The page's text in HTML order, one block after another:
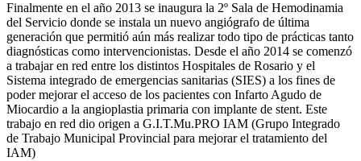
Finalmente en el año 2013 se inaugura la 2º Sala de Hemodinamia
del Servicio donde se instala un nuevo angiógrafo de última
generación que permitió aún más realizar todo tipo de prácticas tanto
diagnósticas como intervencionistas. Desde el año 2014 se comenzó
a trabajar en red entre los distintos Hospitales de Rosario y el
Sistema integrado de emergencias sanitarias (SIES) a los fines de
poder mejorar el acceso de los pacientes con Infarto Agudo de
Miocardio a la angioplastia primaria con implante de stent. Este
trabajo en red dio origen a G.I.T.Mu.PRO IAM (Grupo Integrado
de Trabajo Municipal Provincial para mejorar el tratamiento del
IAM)